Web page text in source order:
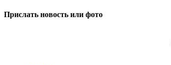
Прислать новость или фото